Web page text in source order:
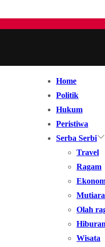
Home
Politik
Hukum
Peristiwa
Serba Serbi
Travel
Ragam
Olah
Hiburan
Wisata